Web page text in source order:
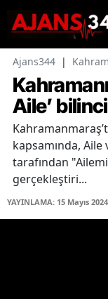
Ajans344 |
Aile’
kapsamında,
tarafından
gerçekleştiri...
YAYINLAMA: 15 Mayıs